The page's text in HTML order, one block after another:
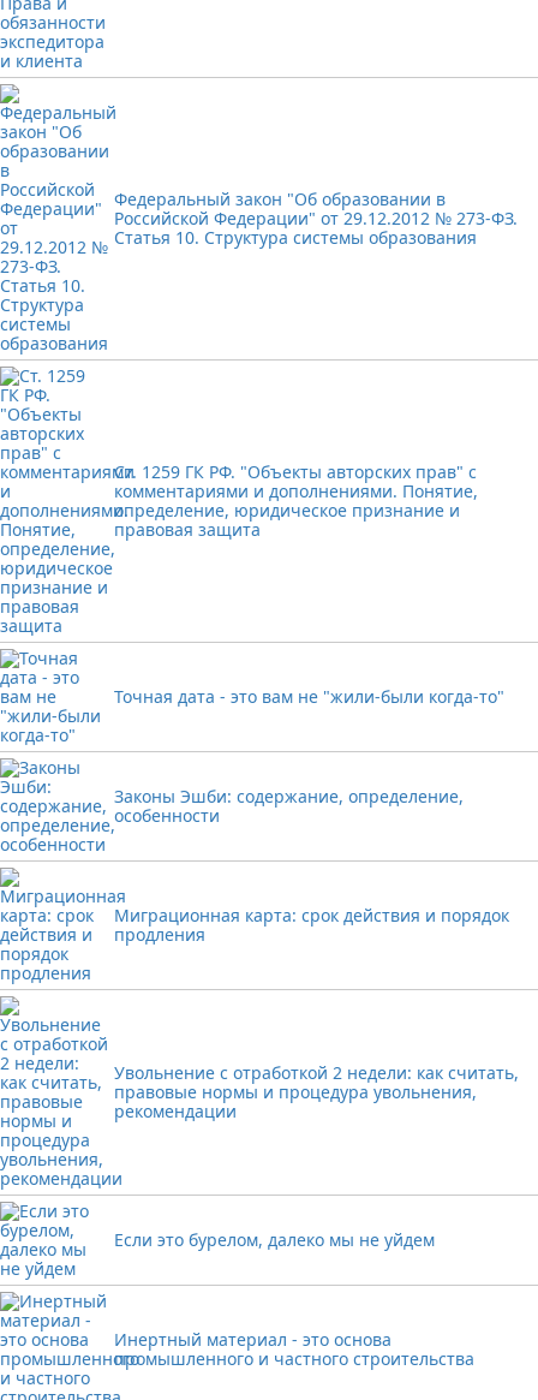
Федеральный закон "Об образовании в
Российской Федерации" от 29.12.2012 № 273-ФЗ.
Статья 10. Структура системы образования
Ст. 1259 ГК РФ. "Объекты авторских прав" с
комментариями и дополнениями. Понятие,
определение, юридическое признание и
правовая защита
Точная дата - это вам не "жили-были когда-то"
Законы Эшби: содержание, определение,
особенности
Миграционная карта: срок действия и порядок
продления
Увольнение с отработкой 2 недели: как считать,
правовые нормы и процедура увольнения,
рекомендации
Если это бурелом, далеко мы не уйдем
Инертный материал - это основа
промышленного и частного строительства